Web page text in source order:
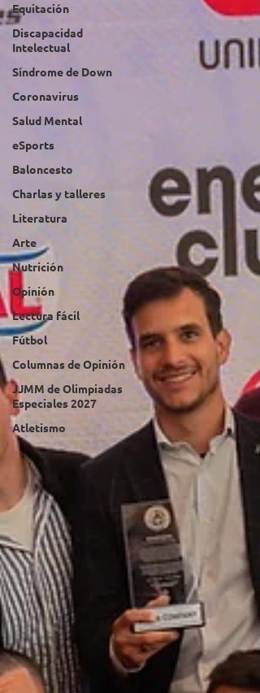
Equitación
Discapacidad
Intelectual
Síndrome de Down
Coronavirus
Salud Mental
eSports
Baloncesto
Charlas y talleres
Literatura
Arte
Nutrición
Opinión
Lectura fácil
Fútbol
Columnas de Opinión
JJMM de Olimpiadas
Especiales 2027
Atletismo